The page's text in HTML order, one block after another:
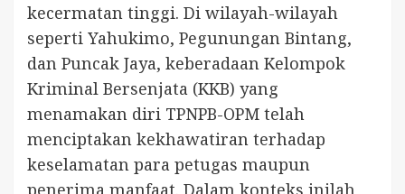
kecermatan tinggi. Di wilayah-wilayah
seperti Yahukimo, Pegunungan Bintang,
dan Puncak Jaya, keberadaan Kelompok
Kriminal Bersenjata (KKB) yang
menamakan diri TPNPB-OPM telah
menciptakan kekhawatiran terhadap
keselamatan para petugas maupun
penerima manfaat. Dalam konteks inilah,